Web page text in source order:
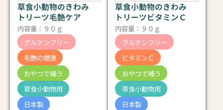
草食小動物のきわみ
トリーツ毛艶ケア
内容量：９０ｇ
グルテンフリー
毛艶の健康
おやつで補う
草食小動物用
日本製
草食小動物のきわみ
トリーツビタミンＣ
内容量：９０ｇ
グルテンフリー
ビタミンＣ
おやつで補う
草食小動物用
日本製